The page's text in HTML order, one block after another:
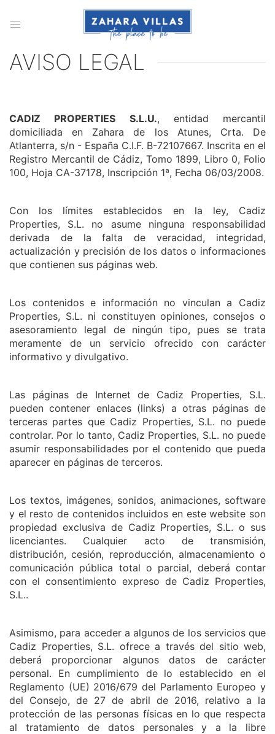
AVISO LEGAL
CADIZ PROPERTIES S.L.U., entidad mercantil
domiciliada en Zahara de los Atunes, Crta. De
Atlanterra, s/n - España C.I.F. B-72107667. Inscrita en el
Registro Mercantil de Cádiz, Tomo 1899, Libro 0, Folio
100, Hoja CA-37178, Inscripción 1ª, Fecha 06/03/2008.
Con los límites establecidos en la ley, Cadiz
Properties, S.L. no asume ninguna responsabilidad
derivada de la falta de veracidad, integridad,
actualización y precisión de los datos o informaciones
que contienen sus páginas web.
Los contenidos e información no vinculan a Cadiz
Properties, S.L. ni constituyen opiniones, consejos o
asesoramiento legal de ningún tipo, pues se trata
meramente de un servicio ofrecido con carácter
informativo y divulgativo.
Las páginas de Internet de Cadiz Properties, S.L.
pueden contener enlaces (links) a otras páginas de
terceras partes que Cadiz Properties, S.L. no puede
controlar. Por lo tanto, Cadiz Properties, S.L. no puede
asumir responsabilidades por el contenido que pueda
aparecer en páginas de terceros.
Los textos, imágenes, sonidos, animaciones, software
y el resto de contenidos incluidos en este website son
propiedad exclusiva de Cadiz Properties, S.L. o sus
licenciantes. Cualquier acto de transmisión,
distribución, cesión, reproducción, almacenamiento o
comunicación pública total o parcial, deberá contar
con el consentimiento expreso de Cadiz Properties,
S.L..
Asimismo, para acceder a algunos de los servicios que
Cadiz Properties, S.L. ofrece a través del sitio web,
deberá proporcionar algunos datos de carácter
personal. En cumplimiento de lo establecido en el
Reglamento (UE) 2016/679 del Parlamento Europeo y
del Consejo, de 27 de abril de 2016, relativo a la
protección de las personas físicas en lo que respecta
al tratamiento de datos personales y a la libre